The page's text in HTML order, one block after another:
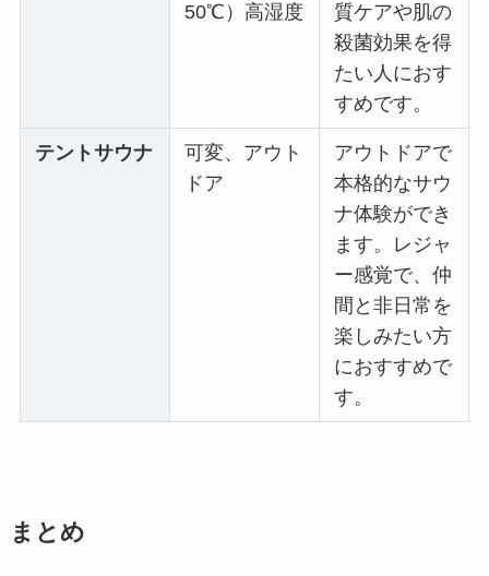
50℃）高湿度
質ケアや肌の
殺菌効果を得
たい人におす
すめです。
テントサウナ
可変、アウト
ドア
アウトドアで
本格的なサウ
ナ体験ができ
ます。レジャ
ー感覚で、仲
間と非日常を
楽しみたい方
におすすめで
す。
まとめ